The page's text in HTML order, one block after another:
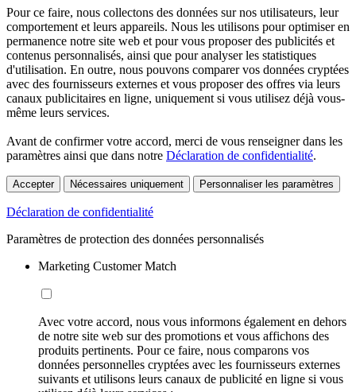
Pour ce faire, nous collectons des données sur nos utilisateurs, leur
comportement et leurs appareils. Nous les utilisons pour optimiser en
permanence notre site web et pour vous proposer des publicités et
contenus personnalisés, ainsi que pour analyser les statistiques
d'utilisation. En outre, nous pouvons comparer vos données cryptées
avec des fournisseurs externes et vous proposer des offres via leurs
canaux publicitaires en ligne, uniquement si vous utilisez déjà vous-
même leurs services.
Avant de confirmer votre accord, merci de vous renseigner dans les
paramètres ainsi que dans notre Déclaration de confidentialité.
Accepter Nécessaires uniquement Personnaliser les paramètres
Déclaration de confidentialité
Paramètres de protection des données personnalisés
Marketing Customer Match
Avec votre accord, nous vous informons également en dehors
de notre site web sur des promotions et vous affichons des
produits pertinents. Pour ce faire, nous comparons vos
données personnelles cryptées avec les fournisseurs externes
suivants et utilisons leurs canaux de publicité en ligne si vous